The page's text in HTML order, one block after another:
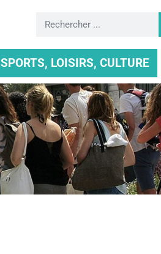
SPORTS, LOISIRS, CULTURE